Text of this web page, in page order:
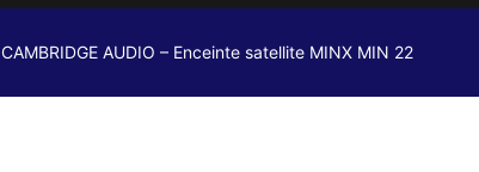
CAMBRIDGE AUDIO – Enceinte satellite MINX MIN 22